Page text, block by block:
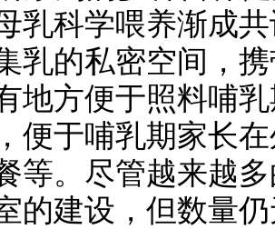
科学喂养渐成共
乳的私密空间，
地方便于照料哺
便于哺乳期家长
等。尽管越来越
的建设，但数量